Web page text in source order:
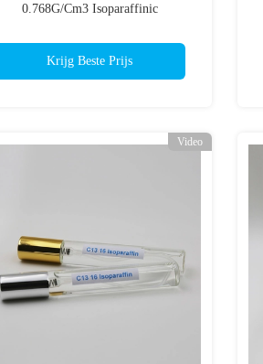
0.768G/Cm3 Isoparaffinic
Krijg Beste Prijs
Video